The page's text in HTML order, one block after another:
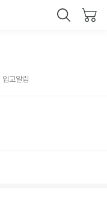
입고알림